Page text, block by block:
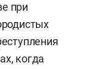
при
когда